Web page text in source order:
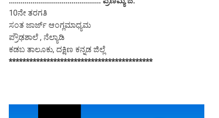
10ನೇ ತರಗತಿ
ಸಂತ ಜಾರ್ಜ್ ಆಂಗ್ಲಮಾಧ್ಯಮ
ಪ್ರೌಢಶಾಲೆ , ನೆಲ್ಯಾಡಿ
ಕಡಬ ತಾಲೂಕು, ದಕ್ಷಿಣ ಕನ್ನಡ ಜಿಲ್ಲೆ
******************************************